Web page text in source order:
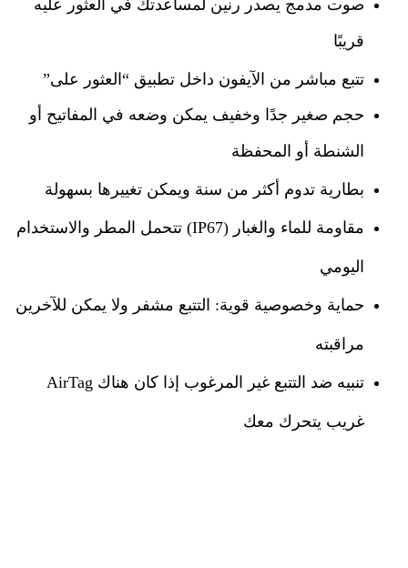
صوت مدمج يصدر رنين لمساعدتك في العثور عليه
قريبًا
تتبع مباشر من الآيفون داخل تطبيق “العثور على”
حجم صغير جدًا وخفيف يمكن وضعه في المفاتيح أو
الشنطة أو المحفظة
بطارية تدوم أكثر من سنة ويمكن تغييرها بسهولة
مقاومة للماء والغبار (IP67) تتحمل المطر والاستخدام
اليومي
حماية وخصوصية قوية: التتبع مشفر ولا يمكن للآخرين
مراقبته
تنبيه ضد التتبع غير المرغوب إذا كان هناك
غريب يتحرك معك